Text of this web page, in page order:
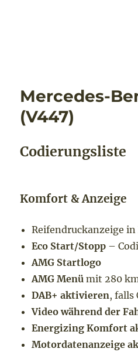
Mercedes-
(V447)
Codierungsliste
Komfort & Anzeige
Reifendruckanzeige in
Eco Start/Stopp –
AMG Startlogo
AMG Menü mit 280
DAB+ aktivieren, falls
Video während der
Energizing Komfort
Motordatenanzeige